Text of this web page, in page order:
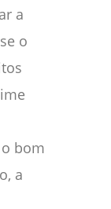
a
o
bom
a